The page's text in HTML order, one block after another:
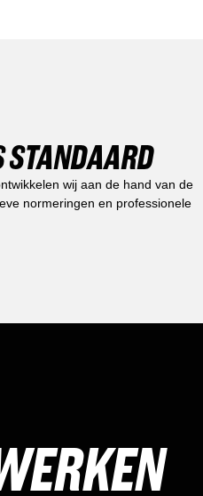
wij aan de hand van de
normeringen en professionele